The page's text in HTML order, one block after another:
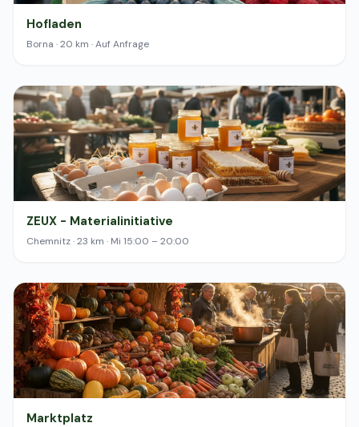
Hofladen
Borna · 20 km · Auf Anfrage
ZEUX - Materialinitiative
Chemnitz · 23 km · Mi 15:00 – 20:00
Marktplatz